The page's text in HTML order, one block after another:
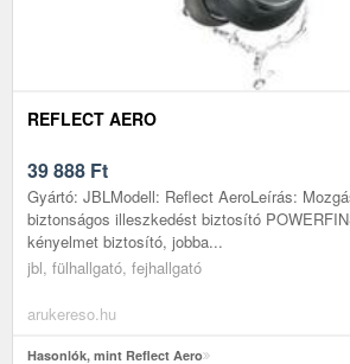
REFLECT AERO
39 888 Ft
Gyártó: JBLModell: Reflect AeroLeírás:
biztonságos illeszkedést biztosító
kényelmet biztosító, jobba...
jbl, fülhallgató, fejhallgató
arukereso.hu
Hasonlók, mint Reflect Aero